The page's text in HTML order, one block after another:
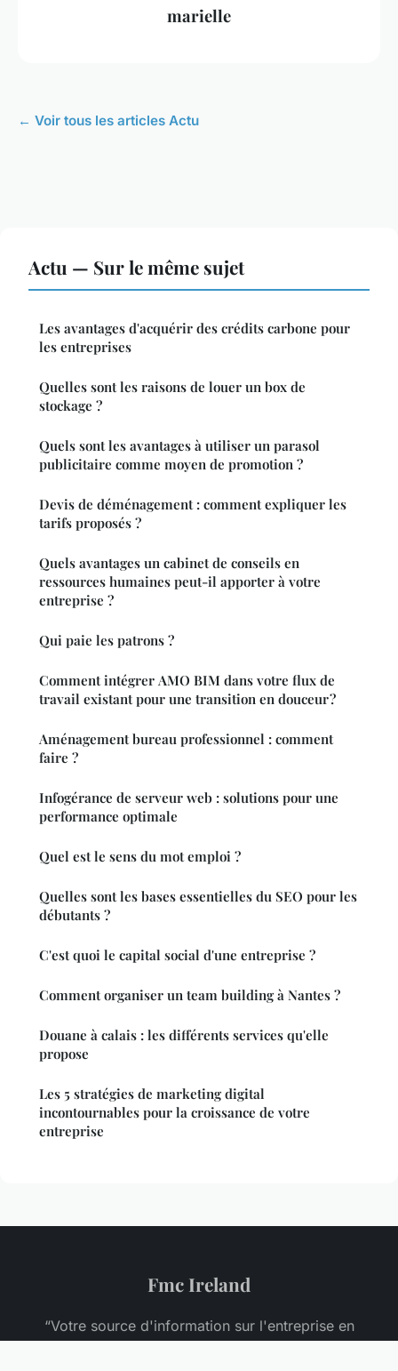
marielle
← Voir tous les articles Actu
Actu — Sur le même sujet
Les avantages d'acquérir des crédits carbone pour
les entreprises
Quelles sont les raisons de louer un box de
stockage ?
Quels sont les avantages à utiliser un parasol
publicitaire comme moyen de promotion ?
Devis de déménagement : comment expliquer les
tarifs proposés ?
Quels avantages un cabinet de conseils en
ressources humaines peut-il apporter à votre
entreprise ?
Qui paie les patrons ?
Comment intégrer AMO BIM dans votre flux de
travail existant pour une transition en douceur ?
Aménagement bureau professionnel : comment
faire ?
Infogérance de serveur web : solutions pour une
performance optimale
Quel est le sens du mot emploi ?
Quelles sont les bases essentielles du SEO pour les
débutants ?
C'est quoi le capital social d'une entreprise ?
Comment organiser un team building à Nantes ?
Douane à calais : les différents services qu'elle
propose
Les 5 stratégies de marketing digital
incontournables pour la croissance de votre
entreprise
Fmc Ireland
“Votre source d'information sur l'entreprise en